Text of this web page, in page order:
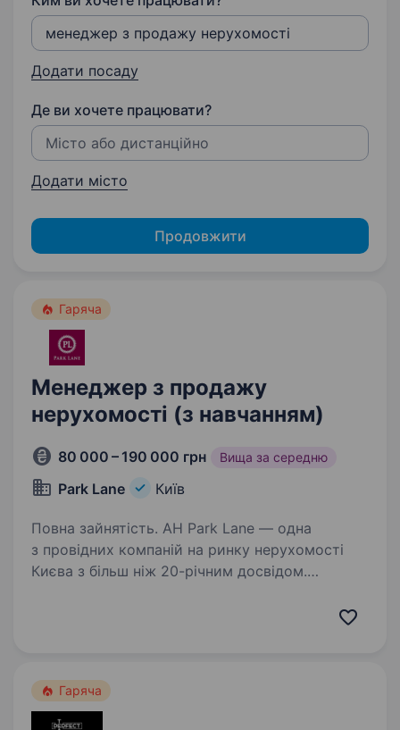
Додати посаду
Де ви хочете працювати?
Додати місто
Продовжити
Гаряча
Менеджер з продажу
нерухомості (з навчанням)
80 000 – 190 000 грн Вища за середню
Park Lane Київ
Повна зайнятість. АН Park Lane — одна
з провідних компаній на ринку нерухомості
Києва з більш ніж 20-річним досвідом.
у сфері нерухомості та маємо 3 сучасні офіси
Гаряча